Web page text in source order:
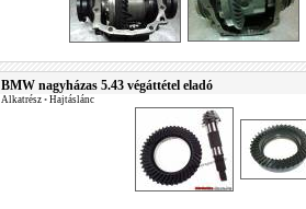
BMW nagyházas 5.43 végáttétel eladó
Alkatrész • Hajtáslánc